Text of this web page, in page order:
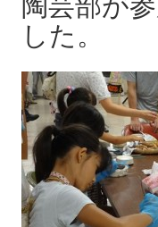
陶芸部が
した。